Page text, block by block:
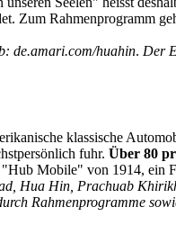
Zum Rahmenprogramm
de.amari.com/huahin. Der
klassische
fuhr. Über 80
"Hub Mobile" von 1914, ein
Hua Hin, Prachuab
Rahmenprogramme